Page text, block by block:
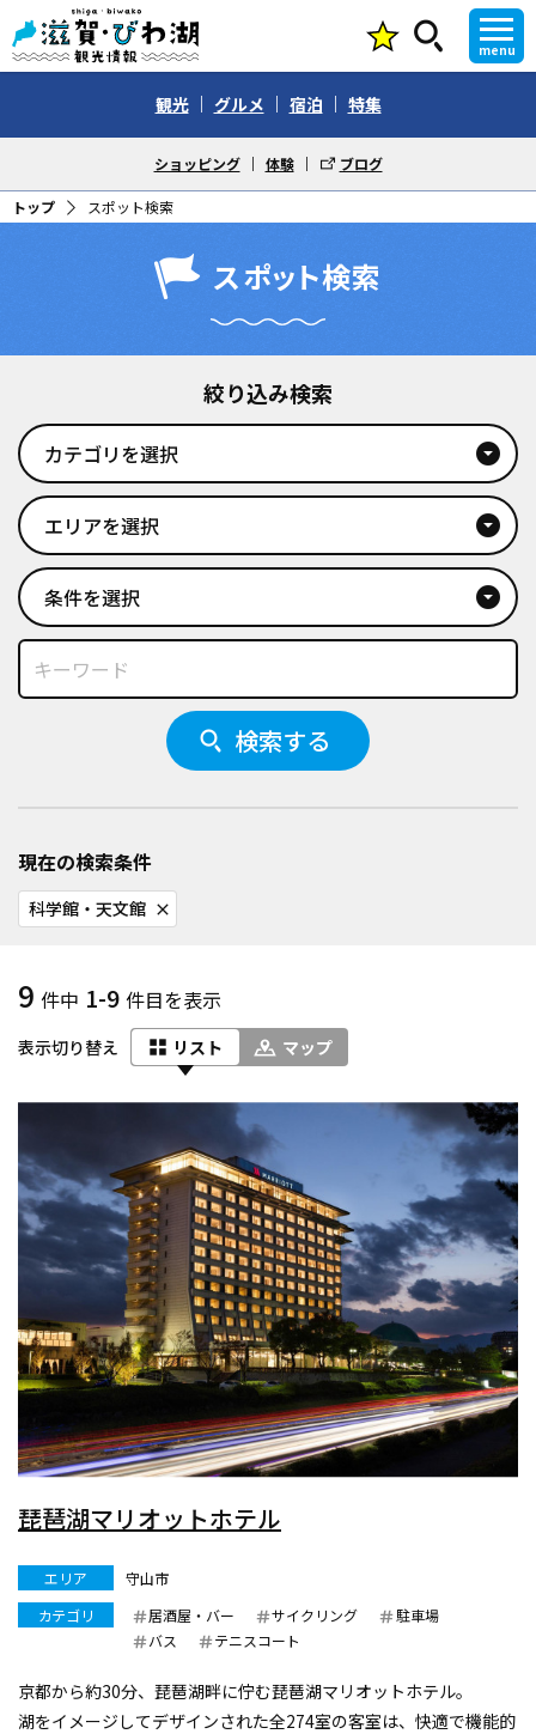
menu
観光 グルメ 宿泊 特集
ショッピング 体験 ブログ
トップ スポット検索
スポット検索
絞り込み検索
カテゴリを選択 arrow_drop_down_circle
エリアを選択 arrow_drop_down_circle
条件を選択 arrow_drop_down_circle
検索する
現在の検索条件
科学館・天文館 close
9 件中 1-9 件目を表示
表示切り替え リスト マップ
琵琶湖マリオットホテル
エリア
守山市
カテゴリ
居酒屋・バー サイクリング
駐車場
バス
テニスコート
京都から約30分、琵琶湖畔に佇む琵琶湖マリオットホテル。
湖をイメージしてデザインされた全274室の客室は、快適で機能的